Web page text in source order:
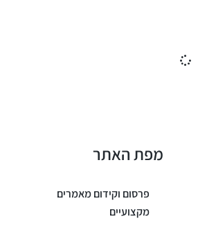
מפת האתר
פרסום וקידום מאמרים
מקצועיים